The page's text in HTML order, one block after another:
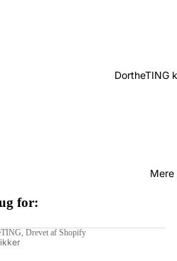
DortheTING
Mere
for:
, Drevet af Shopify